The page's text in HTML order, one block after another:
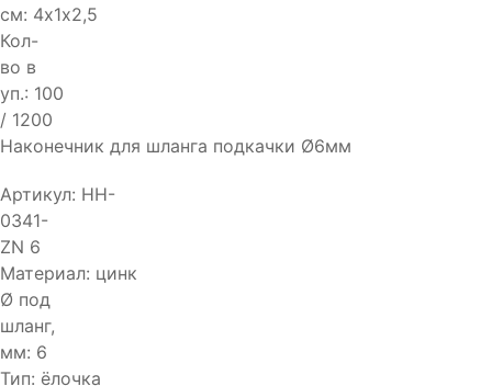
см: 4х1х2,5
Кол-
во в
уп.: 100
/ 1200
Наконечник для шланга подкачки Ø6мм
Артикул: HH-
0341-
ZN 6
Материал: цинк
Ø под
шланг,
мм: 6
Тип: ёлочка